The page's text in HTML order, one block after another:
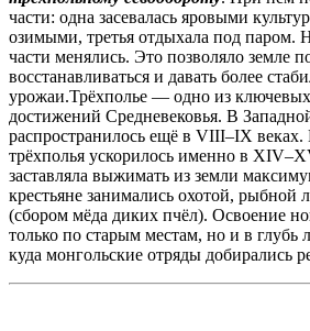
части: одна засевалась яровыми
озимыми, третья отдыхала под паром.
части менялись. Это позволяло земле
восстанавливаться и давать более
урожаи.Трёхполье — одно из ключевых
достижений Средневековья. В
распространилось ещё в VIII–IX
трёхполья ускорилось именно в
заставляла выжимать из земли
крестьяне занимались охотой, рыбной
(сбором мёда диких пчёл). Освоение
только по старым местам, но и в глубь
куда монгольские отряды добирались